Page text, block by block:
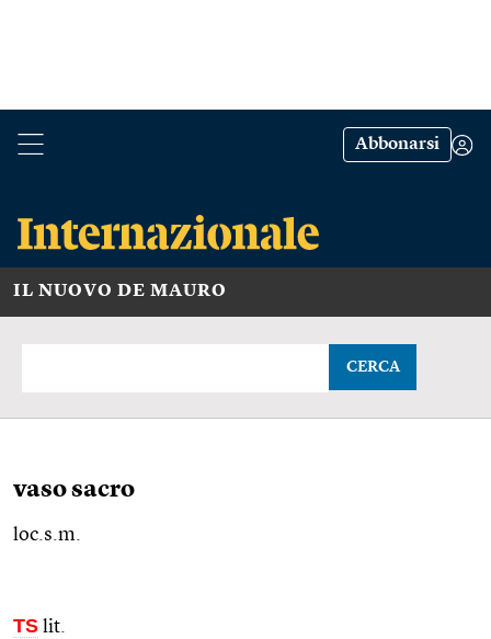
Abbonarsi
IL NUOVO DE MAURO
CERCA
vaso sacro
loc.s.m.
TS lit.